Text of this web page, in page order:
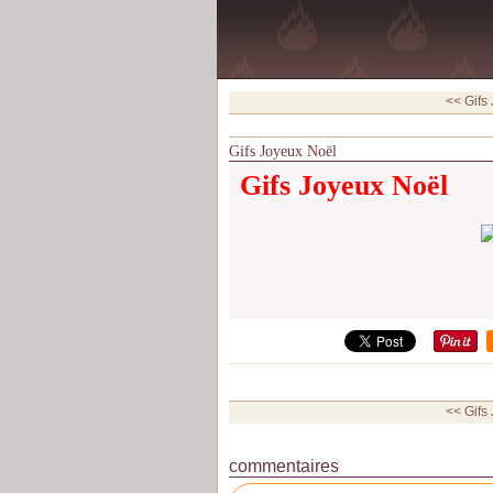
<< Gifs
Gifs Joyeux Noël
Gifs Joyeux Noël
<< Gifs
commentaires